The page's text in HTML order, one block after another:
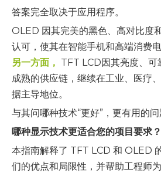
答案完全取决于应用程序。
OLED 因其完美的黑色、高对比度
认可，使其在智能手机和高端消费
另一方面， TFT LCD因其亮度、可
成熟的供应链，继续在工业、医疗
据主导地位。
与其问哪种技术“更好”，更有用的问
哪种显示技术更适合您的项目要求？
本指南解释了 TFT LCD 和 OLED
们的优点和局限性，并帮助工程师